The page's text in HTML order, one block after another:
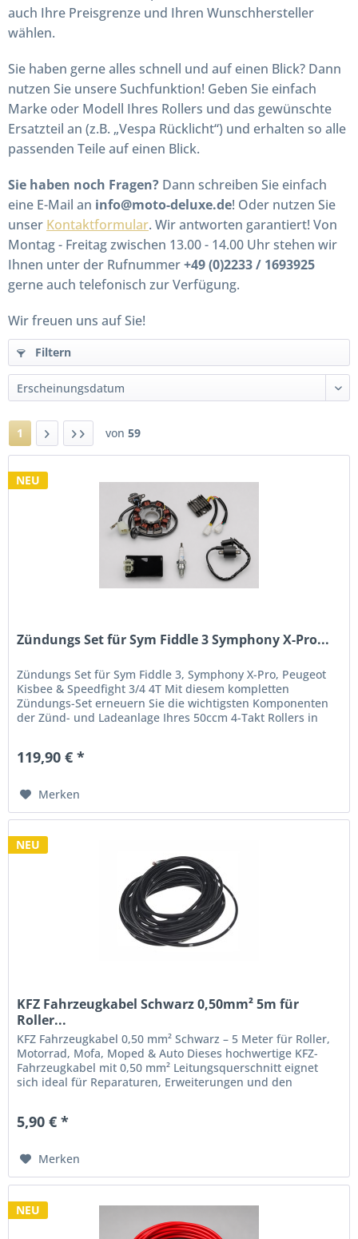
auch Ihre Preisgrenze und Ihren Wunschhersteller
wählen.
Sie haben gerne alles schnell und auf einen Blick? Dann
nutzen Sie unsere Suchfunktion! Geben Sie einfach
Marke oder Modell Ihres Rollers und das gewünschte
Ersatzteil an (z.B. „Vespa Rücklicht“) und erhalten so alle
passenden Teile auf einen Blick.
Sie haben noch Fragen? Dann schreiben Sie einfach
eine E-Mail an info@moto-deluxe.de! Oder nutzen Sie
unser Kontaktformular. Wir antworten garantiert! Von
Montag - Freitag zwischen 13.00 - 14.00 Uhr stehen wir
Ihnen unter der Rufnummer+49 (0)2233 / 1693925
gerne auch telefonisch zur Verfügung.
Wir freuen uns auf Sie!
Filtern
1 von 59
NEU
Zündungs Set für Sym Fiddle 3 Symphony X-Pro...
Zündungs Set für Sym Fiddle 3, Symphony X-Pro, Peugeot
Kisbee & Speedfight 3/4 4T Mit diesem kompletten
Zündungs-Set erneuern Sie die wichtigsten Komponenten
der Zünd- und Ladeanlage Ihres 50ccm 4-Takt Rollers in
119,90 € *
Merken
NEU
KFZ Fahrzeugkabel Schwarz 0,50mm² 5m für
Roller...
KFZ Fahrzeugkabel 0,50 mm² Schwarz – 5 Meter für Roller,
Motorrad, Mofa, Moped & Auto Dieses hochwertige KFZ-
Fahrzeugkabel mit 0,50 mm² Leitungsquerschnitt eignet
sich ideal für Reparaturen, Erweiterungen und den
5,90 € *
Merken
NEU